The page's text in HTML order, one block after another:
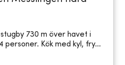
730 m över havet i
personer. Kök med kyl, fry...